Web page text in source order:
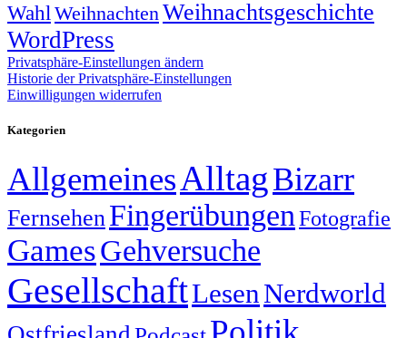
Wahl Weihnachten Weihnachtsgeschichte
WordPress
Privatsphäre-Einstellungen ändern
Historie der Privatsphäre-Einstellungen
Einwilligungen widerrufen
Kategorien
AllgemeinesAlltagBizarr
FernsehenFingerübungen Fotografie
GamesGehversuche
GesellschaftLesenNerdworld